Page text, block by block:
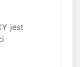
jest